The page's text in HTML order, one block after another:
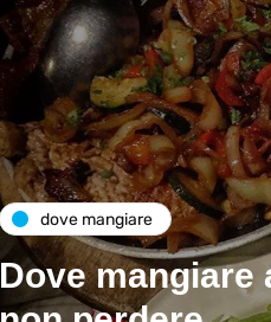
dove mangiare
Dove mangiare